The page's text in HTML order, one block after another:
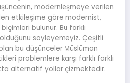
modernleşmeye verilen
etkileşime göre modernist,
bulunur. Bu farklı
söyleyemeyiz. Çeşitli
bu düşünceler Müslüman
problemlere karşı farklı farklı
alternatif yollar çizmektedir.